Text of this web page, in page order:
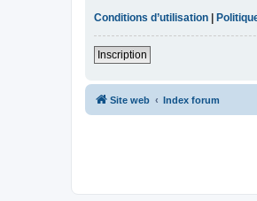
Conditions d’utilisation |
Inscription
Site web Index forum